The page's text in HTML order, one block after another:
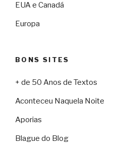
EUA e Canadá
Europa
BONS SITES
+ de 50 Anos de Textos
Aconteceu Naquela Noite
Aporias
Blague do Blog